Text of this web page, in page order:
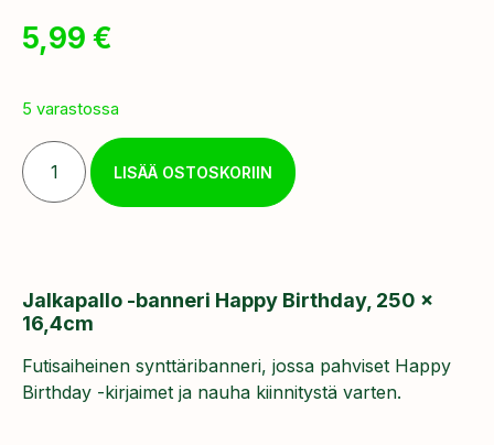
5,99 €
5 varastossa
LISÄÄ OSTOSKORIIN
Jalkapallo -banneri Happy Birthday, 250 x
16,4cm
Futisaiheinen synttäribanneri, jossa pahviset Happy
Birthday -kirjaimet ja nauha kiinnitystä varten.